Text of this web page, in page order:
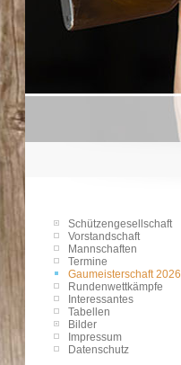
Schützengesellschaft
Vorstandschaft
Mannschaften
Termine
Gaumeisterschaft 2026
Rundenwettkämpfe
Interessantes
Tabellen
Bilder
Impressum
Datenschutz